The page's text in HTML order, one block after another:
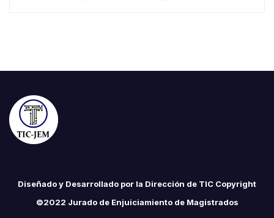
Diseñado y Desarrollado por la Dirección de TIC Copyright
©2022 Jurado de Enjuiciamiento de Magistrados